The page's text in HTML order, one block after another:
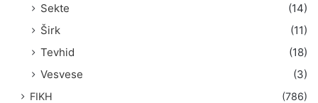
Sekte
(14)
Širk
(11)
Tevhid
(18)
Vesvese
(3)
FIKH (786)